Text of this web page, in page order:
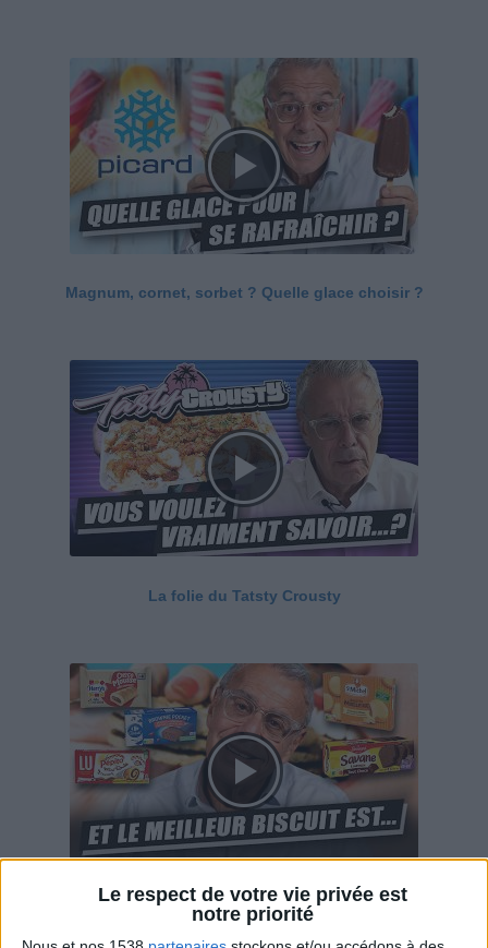
Le respect de votre vie privée est
notre priorité
Magnum, cornet, sorbet ? Quelle glace choisir ?
La folie du Tatsty Crousty
Savane, LU, Pepito, Harrys... Que valent vraiment
ces gâteaux ?